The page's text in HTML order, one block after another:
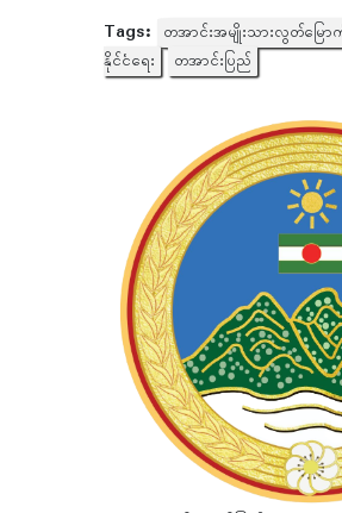
Tags:
တအာင်းအမျိုးသားလွတ်မြေ
နိုင်ငံရေး
တအာင်းပြည်